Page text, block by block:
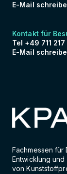
E-Mail
Kontakt für
Tel +49 711
E-Mail
Fachmessen für
Entwicklung
von